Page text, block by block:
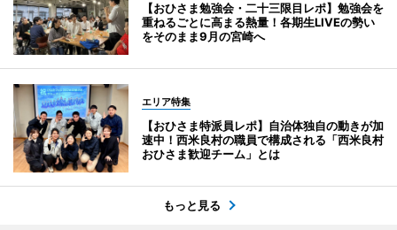
【おひさま勉強会・二十三限目レポ】勉強会を
重ねるごとに高まる熱量！各期生LIVEの勢い
をそのまま9月の宮崎へ
エリア特集
【おひさま特派員レポ】自治体独自の動きが加
速中！西米良村の職員で構成される「西米良村
おひさま歓迎チーム」とは
もっと見る